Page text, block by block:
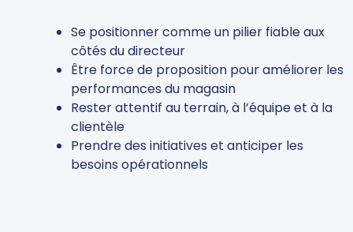
Se positionner comme un pilier fiable aux
côtés du directeur
Être force de proposition pour améliorer les
performances du magasin
Rester attentif au terrain, à l’équipe et à la
clientèle
Prendre des initiatives et anticiper les
besoins opérationnels